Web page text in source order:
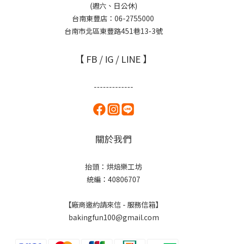
(週六、日公休)
台南東豐店：06-2755000
台南市北區東豐路451巷13-3號
【 FB / IG / LINE 】
-------------
關於我們
抬頭：烘焙樂工坊
統編：40806707
【廠商邀約請來信 - 服務信箱】
bakingfun100@gmail.com